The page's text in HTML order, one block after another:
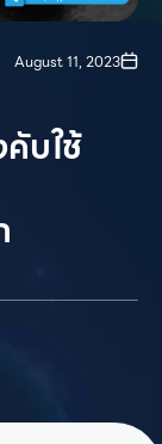
August 11, 2023
บใช้